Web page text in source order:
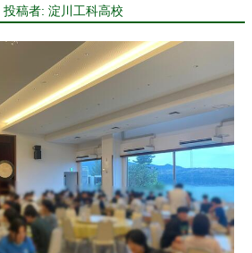
投稿者: 淀川工科高校